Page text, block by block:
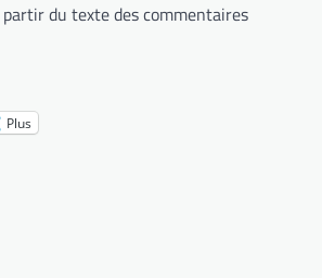
partir du texte des commentaires
Plus